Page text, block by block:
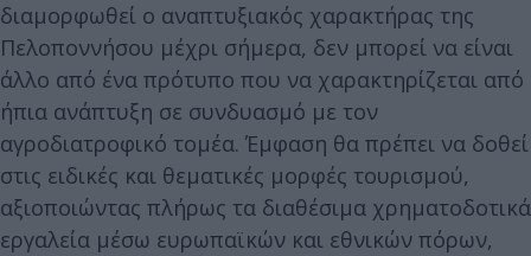
διαμορφωθεί ο αναπτυξιακός χαρακτήρας της
Πελοποννήσου μέχρι σήμερα, δεν μπορεί να είναι
άλλο από ένα πρότυπο που να χαρακτηρίζεται από
ήπια ανάπτυξη σε συνδυασμό με τον
αγροδιατροφικό τομέα. Έμφαση θα πρέπει να δοθεί
στις ειδικές και θεματικές μορφές τουρισμού,
αξιοποιώντας πλήρως τα διαθέσιμα χρηματοδοτικά
εργαλεία μέσω ευρωπαϊκών και εθνικών πόρων,